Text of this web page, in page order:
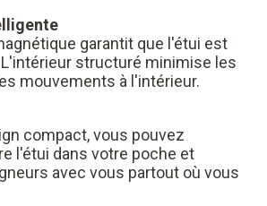
garantit que l'étui est
structuré minimise les
mouvements à l'intérieur.
compact, vous pouvez
l'étui dans votre poche et
avec vous partout où vous